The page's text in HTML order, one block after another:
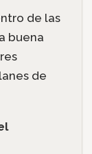
de las
buena
de